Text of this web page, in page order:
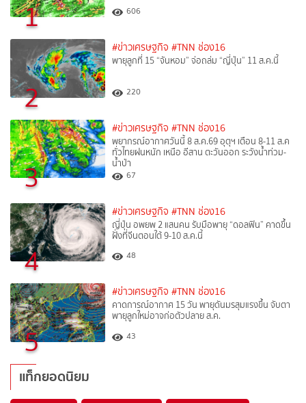
1 606
2
#ข่าวเศรษฐกิจ #TNN ช่อง16
พายุลูกที่ 15 “จันหอม” จ่อถล่ม “ญี่ปุ่น” 11 ส.ค.นี้
220
3
#ข่าวเศรษฐกิจ #TNN ช่อง16
พยากรณ์อากาศวันนี้ 8 ส.ค.69 อุตุฯ เตือน 8-11 ส.ค
ทั่วไทยฝนหนัก เหนือ อีสาน ตะวันออก ระวังน้ำท่วม-
น้ำป่า
67
4
#ข่าวเศรษฐกิจ #TNN ช่อง16
ญี่ปุ่น อพยพ 2 แสนคน รับมือพายุ “ดอลฟิน” คาดขึ้น
ฝั่งที่จีนตอนใต้ 9-10 ส.ค.นี้
48
5
#ข่าวเศรษฐกิจ #TNN ช่อง16
คาดการณ์อากาศ 15 วัน พายุดันมรสุมแรงขึ้น จับตา
พายุลูกใหม่อาจก่อตัวปลาย ส.ค.
43
แท็กยอดนิยม